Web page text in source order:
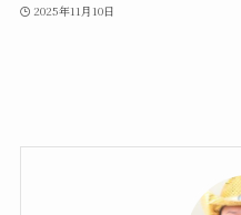
2025年11月10日